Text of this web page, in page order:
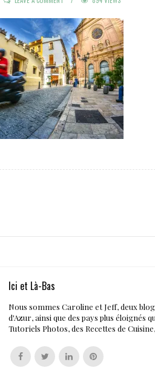
Ici et Là-Bas
Nous sommes Caroline et Jeff, deux
d'Azur, ainsi que des pays plus éloignés
Tutoriels Photos, des Recettes de
Follow
us
Follow
us
Follow
us
Follow
us